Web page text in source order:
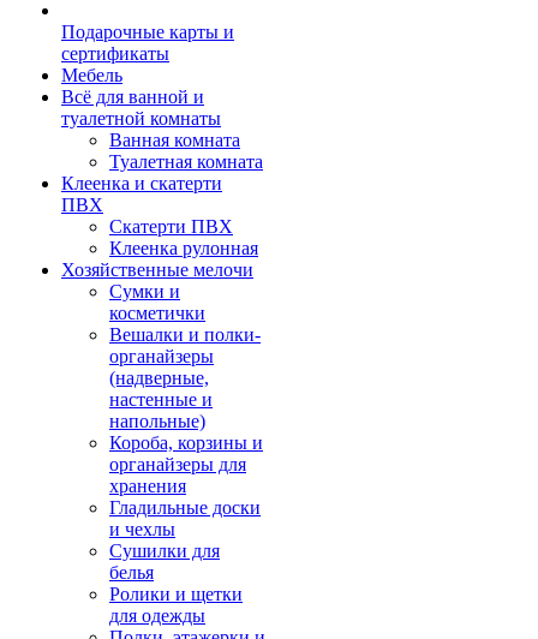
Подарочные карты и
сертификаты
Мебель
Всё для ванной и
туалетной комнаты
Ванная комната
Туалетная комната
Клеенка и скатерти
ПВХ
Скатерти ПВХ
Клеенка рулонная
Хозяйственные мелочи
Сумки и
косметички
Вешалки и полки-
органайзеры
(надверные,
настенные и
напольные)
Короба, корзины и
органайзеры для
хранения
Гладильные доски
и чехлы
Сушилки для
белья
Ролики и щетки
для одежды